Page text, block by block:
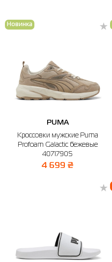
Новинка
PUMA
Кроссовки мужские Puma
Profoam Galactic бежевые
40717905
4 699 ₴